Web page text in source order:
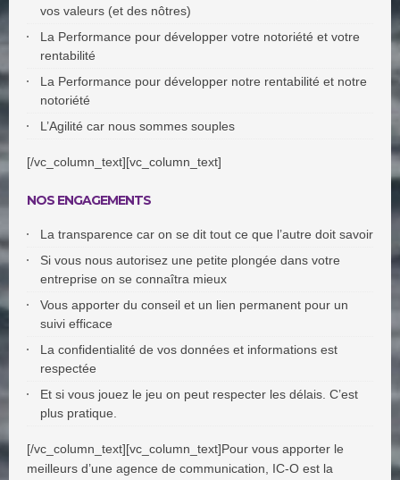
vos valeurs (et des nôtres)
La Performance pour développer votre notoriété et votre
rentabilité
La Performance pour développer notre rentabilité et notre
notoriété
L’Agilité car nous sommes souples
[/vc_column_text][vc_column_text]
NOS ENGAGEMENTS
La transparence car on se dit tout ce que l’autre doit savoir
Si vous nous autorisez une petite plongée dans votre
entreprise on se connaîtra mieux
Vous apporter du conseil et un lien permanent pour un
suivi efficace
La confidentialité de vos données et informations est
respectée
Et si vous jouez le jeu on peut respecter les délais. C’est
plus pratique.
[/vc_column_text][vc_column_text]Pour vous apporter le
meilleurs d’une agence de communication, IC-O est la